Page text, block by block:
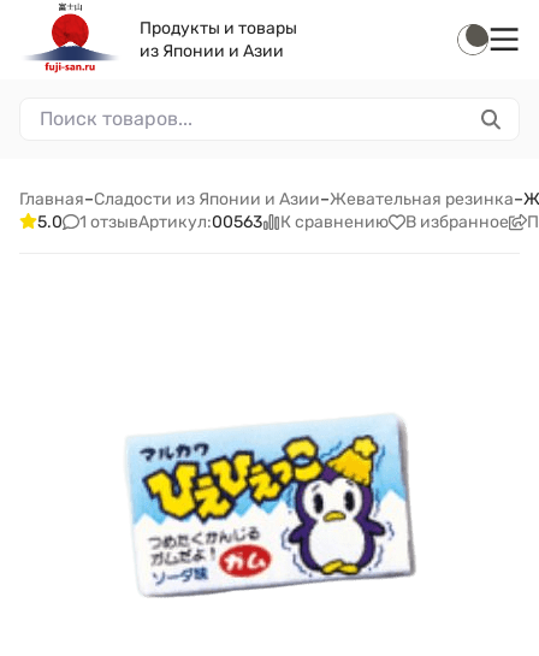
Продукты и товары
из Японии и Азии
Главная–Сладости из Японии и Азии–Жевательная резинка–
5.0
1 отзывАртикул:00563 К сравнению В избранное